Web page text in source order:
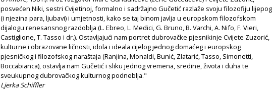
posvećen Niki, sestri Cvijetinoj, formalno i sadržajno Gučetić razlaže svoju filozofiju lijepog
(i njezina para, ljubavi) i umjetnosti, kako se taj binom javlja u europskom filozofskom
dijalogu renesansnog razdoblja (L. Ebreo, L. Medici, G. Bruno, B. Varchi, A. Nifo, F. Vieri,
Castiglione, T. Tasso i dr.). Ostavljajući nam portret dubrovačke pjesnikinje Cvijete Zuzorić,
kulturne i obrazovane ličnosti, idola i ideala cijelog jednog domaćeg i europskog
pjesničkog i filozofskog naraštaja (Ranjina, Monaldi, Bunić, Zlatarić, Tasso, Simonetti,
Boccabianca), ostavlja nam Gučetić i sliku jednog vremena, sredine, života i duha te
sveukupnog dubrovačkog kulturnog podneblja."
Ljerka Schiffler